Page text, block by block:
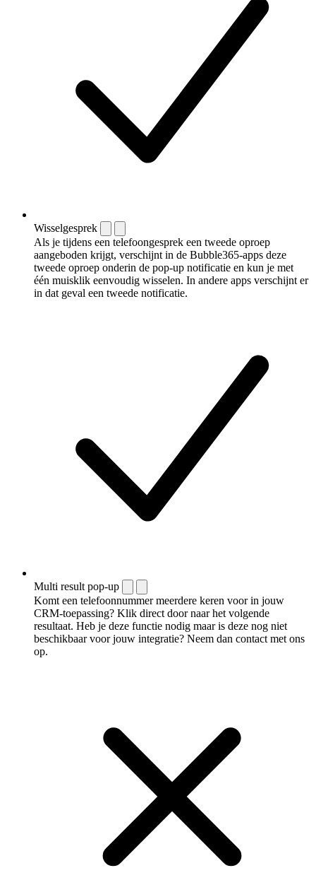
Wisselgesprek
Als je tijdens een telefoongesprek een tweede oproep
aangeboden krijgt, verschijnt in de Bubble365-apps deze
tweede oproep onderin de pop-up notificatie en kun je met
één muisklik eenvoudig wisselen. In andere apps verschijnt er
in dat geval een tweede notificatie.
Multi result pop-up
Komt een telefoonnummer meerdere keren voor in jouw
CRM-toepassing? Klik direct door naar het volgende
resultaat. Heb je deze functie nodig maar is deze nog niet
beschikbaar voor jouw integratie? Neem dan contact met ons
op.